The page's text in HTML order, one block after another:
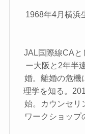
1968年4月横浜
JAL国際線CAと
ー大阪と2年半
婚。離婚の危機
理学を知る。
始。カウンセリ
ワークショップ